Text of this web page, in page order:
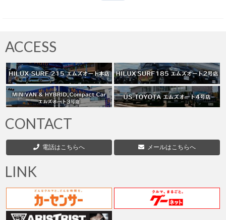
ACCESS
CONTACT
電話はこちらへ メールはこちらへ
LINK